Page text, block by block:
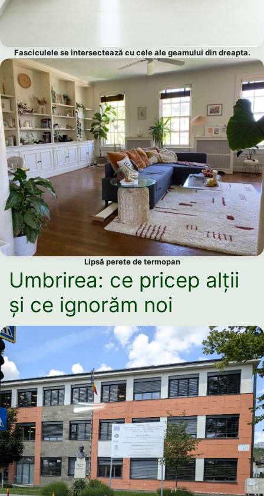
Fasciculele se intersectează cu cele ale geamului din dreapta.
Lipsă perete de termopan
Umbrirea: ce pricep alții
și ce ignorăm noi